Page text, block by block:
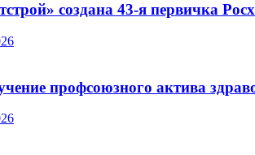
создана 43-я первичка
профсоюзного актива